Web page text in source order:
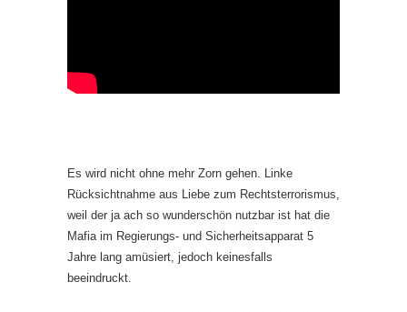
Es wird nicht ohne mehr Zorn gehen. Linke
Rücksichtnahme aus Liebe zum Rechtsterrorismus,
weil der ja ach so wunderschön nutzbar ist hat die
Mafia im Regierungs- und Sicherheitsapparat 5
Jahre lang amüsiert, jedoch keinesfalls
beeindruckt.